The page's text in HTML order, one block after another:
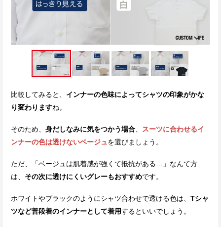
比較してみると、 インナーの色味によってシャツの印象がかな
り変わりますね。
そのため、 身だしなみに気をつかう場合
スーツに合わせるイ
ンナーの色は透けないベージュを選びましょう。
ただ、「ベージュは肌着感が強くて抵抗がある…」なんて方
は、 その次に透けにくいグレーもおすすめです。
ホワイトやブラックのようにシャツ合わせで透ける色は、 Tシャ
ツなど普段着のインナーとして着用するといいでしょう。